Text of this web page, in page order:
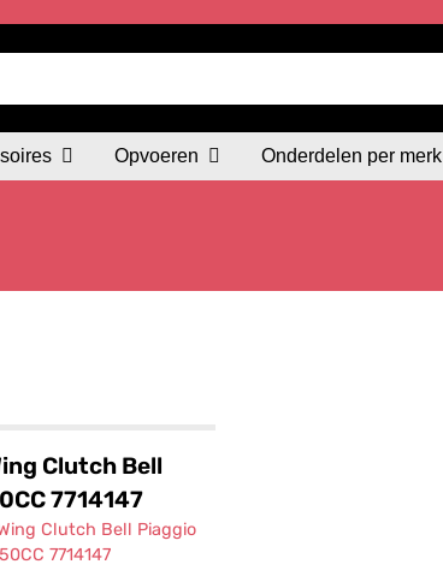
Opvoeren Onderdelen per merk
Clutch Bell
7714147